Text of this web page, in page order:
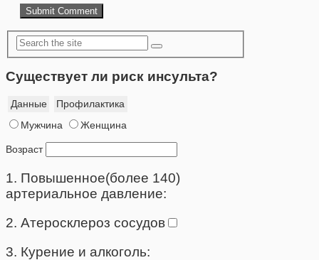
Существует ли риск инсульта?
Данные
Профилактика
Мужчина
Женщина
Возраст
1. Повышенное(более 140)
артериальное давление:
2. Атеросклероз сосудов
3. Курение и алкоголь: